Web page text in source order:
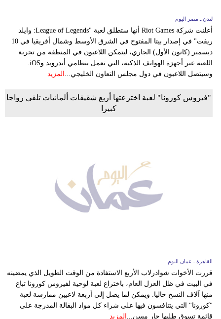
لندن ـ مصر اليوم
أعلنت شركة Riot Games أنها ستطلق لعبة "League of Legends: وايلد
ريفت" في إصدار بيتا المفتوح في الشرق الأوسط وشمال أفريقيا في 10
ديسمبر (كانون الأول) الجاري، ليتمكن اللاعبون في المنطقة من تجربة
اللعبة عبر أجهزة الهواتف الذكية، التي تعمل بنظامي أندرويد وiOS.
وسيتصل اللاعبون في دول مجلس التعاون الخليجي... المزيد
"فيروس كورونا" لعبة اخترعتها أربع شقيقات ألمانيات تلقى رواجا
كبيرا
القاهرة ـ عمان اليوم
قررت الأخوات شوادرلاب الأربع الاستفادة من الوقت الطويل الذي يمضينه
في البيت في ظل العزل العام، باختراع لعبة لوحية لفيروس كورونا تباع
منها آلاف النسخ حاليا. ويمكن لما يصل إلى أربعة لاعبين ممارسة لعبة
"كورونا" التي يتنافسون فيها على شراء كل مواد البقالة المدرجة على
قائمة تسوق طلبها جار مسن...
المزيد